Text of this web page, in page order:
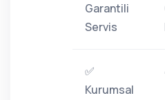
Garantili
Servis
✅
Kurumsal